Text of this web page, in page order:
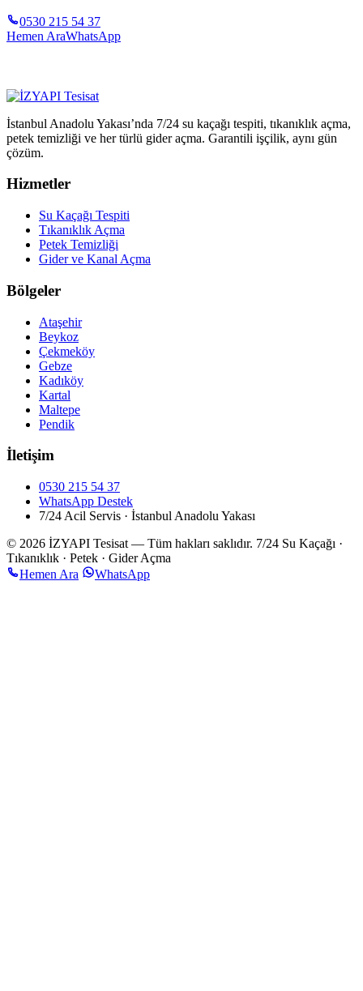
0530 215 54 37
Hemen AraWhatsApp
İstanbul Anadolu Yakası’nda 7/24 su kaçağı tespiti, tıkanıklık açma,
petek temizliği ve her türlü gider açma. Garantili işçilik, aynı gün
çözüm.
Hizmetler
Su Kaçağı Tespiti
Tıkanıklık Açma
Petek Temizliği
Gider ve Kanal Açma
Bölgeler
Ataşehir
Beykoz
Çekmeköy
Gebze
Kadıköy
Kartal
Maltepe
Pendik
İletişim
0530 215 54 37
WhatsApp Destek
7/24 Acil Servis · İstanbul Anadolu Yakası
© 2026 İZYAPI Tesisat — Tüm hakları saklıdır. 7/24 Su Kaçağı ·
Tıkanıklık · Petek · Gider Açma
Hemen Ara
WhatsApp